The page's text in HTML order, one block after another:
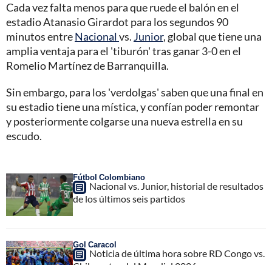
Cada vez falta menos para que ruede el balón en el
estadio Atanasio Girardot para los segundos 90
minutos entreNacionalvs. Junior, global que tiene una
amplia ventaja para el 'tiburón' tras ganar 3-0 en el
Romelio Martínez de Barranquilla.
Sin embargo, para los 'verdolgas' saben que una final en
su estadio tiene una mística, y confían poder remontar
y posteriormente colgarse una nueva estrella en su
escudo.
Fútbol Colombiano
Nacional vs. Junior, historial de resultados
de los últimos seis partidos
Gol Caracol
Noticia de última hora sobre RD Congo vs.